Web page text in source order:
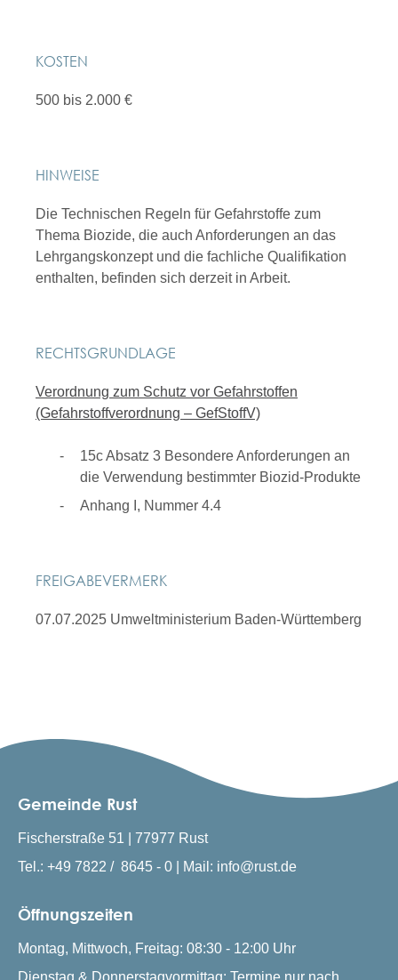
KOSTEN
500 bis 2.000 €
HINWEISE
Die Technischen Regeln für Gefahrstoffe zum
Thema Biozide, die auch Anforderungen an das
Lehrgangskonzept und die fachliche Qualifikation
enthalten, befinden sich derzeit in Arbeit.
RECHTSGRUNDLAGE
Verordnung zum Schutz vor Gefahrstoffen
(Gefahrstoffverordnung – GefStoffV)
15c Absatz 3 Besondere Anforderungen an
die Verwendung bestimmter Biozid-Produkte
Anhang I, Nummer 4.4
FREIGABEVERMERK
07.07.2025 Umweltministerium Baden-Württemberg
Gemeinde Rust
Fischerstraße 51 | 77977 Rust
Tel.: +49 7822 / 8645 - 0 | Mail: info@rust.de
Öffnungszeiten
Montag, Mittwoch, Freitag: 08:30 - 12:00 Uhr
Dienstag & Donnerstagvormittag: Termine nur nach